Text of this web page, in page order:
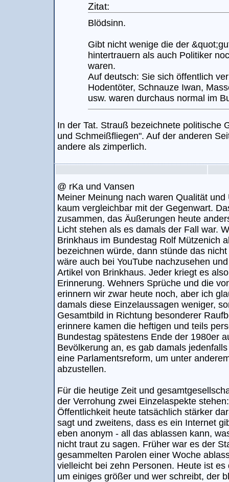
Zitat:
Blödsinn.
Gibt nicht wenige die der
hintertrauern als auch Politiker
waren.
Auf deutsch: Sie sich öffentlich
Hodentöter, Schnauze Iwan,
usw. waren durchaus normal im
In der Tat. Strauß bezeichnete politische
und Schmeißfliegen". Auf der anderen
andere als zimperlich.
@ rKa und Vansen
Meiner Meinung nach waren Qualität
kaum vergleichbar mit der Gegenwart.
zusammen, das Äußerungen heute
Licht stehen als es damals der Fall war.
Brinkhaus im Bundestag Rolf Mützenich
bezeichnen würde, dann stünde das
wäre auch bei YouTube nachzusehen
Artikel von Brinkhaus. Jeder kriegt es
Erinnerung. Wehners Sprüche und die
erinnern wir zwar heute noch, aber ich
damals diese Einzelaussagen weniger,
Gesamtbild in Richtung besonderer
erinnere kamen die heftigen und teils
Bundestag spätestens Ende der 1980er
Bevölkerung an, es gab damals
eine Parlamentsreform, um unter
abzustellen.
Für die heutige Zeit und
der Verrohung zwei Einzelaspekte
Öffentlichkeit heute tatsächlich stärker
sagt und zweitens, dass es ein Internet
eben anonym - all das ablassen kann,
nicht traut zu sagen. Früher war es der
gesammelten Parolen einer Woche
vielleicht bei zehn Personen. Heute ist
um einiges größer und wer schreibt, der